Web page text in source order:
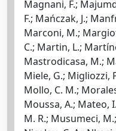
Magnani, F.;
F.; Mańczak, J.;
Marconi, M.;
C.; Martin, L.;
Mastrodicasa, M.;
Miele, G.; Migliozzi,
Mollo, C. M.;
Moussa, A.; Mateo,
M. R.; Musumeci,